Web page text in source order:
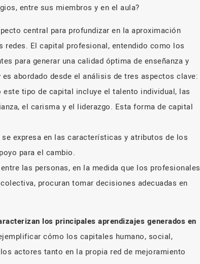
entre sus miembros y en el aula?
central para profundizar en la aproximación
El capital profesional, entendido como los
para generar una calidad óptima de enseñanza y
abordado desde el análisis de tres aspectos clave:
tipo de capital incluye el talento individual, las
el carisma y el liderazgo. Esta forma de capital
expresa en las características y atributos de los
para el cambio.
las personas, en la medida que los profesionales
procuran tomar decisiones adecuadas en
los principales aprendizajes generados en
cómo los capitales humano, social,
actores tanto en la propia red de mejoramiento